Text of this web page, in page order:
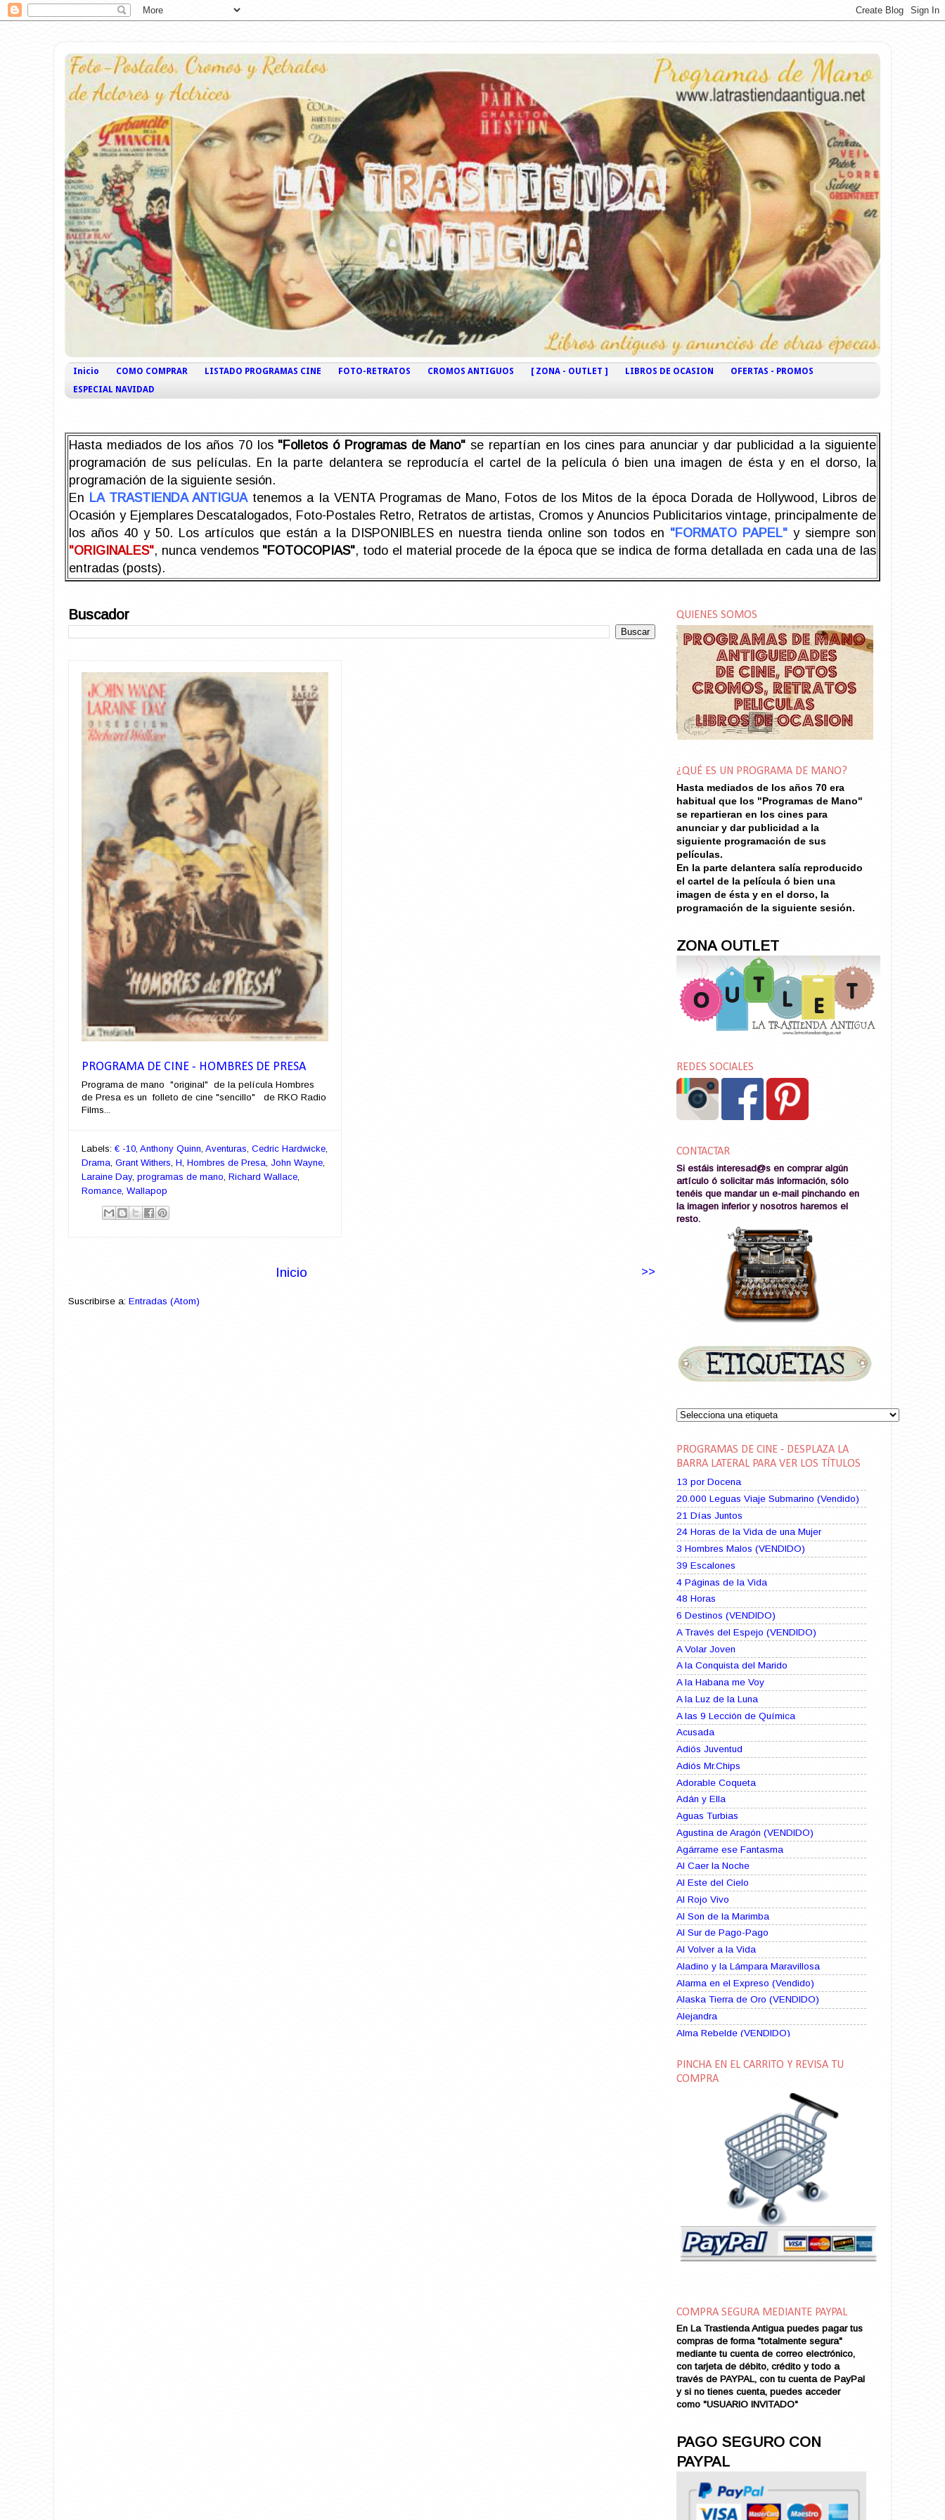
Inicio COMO COMPRAR LISTADO PROGRAMAS CINE FOTO-RETRATOS CROMOS ANTIGUOS [ ZONA - OUTLET ] LIBROS DE OCASION
OFERTAS - PROMOS
ESPECIAL NAVIDAD
Hasta mediados de los años 70 los "Folletos ó Programas de Mano" se repartían en los cines para anunciar y dar publicidad a la siguiente
programación de sus películas. En la parte delantera se reproducía el cartel de la película ó bien una imagen de ésta y en el dorso, la
programación de la siguiente sesión.
En LA TRASTIENDA ANTIGUAtenemos a la VENTA Programas de Mano, Fotos de los Mitos de la época Dorada de Hollywood, Libros de
Ocasión y Ejemplares Descatalogados, Foto-Postales Retro, Retratos de artistas, Cromos y Anuncios Publicitarios vintage, principalmente de
los años 40 y 50. Los artículos que están a la DISPONIBLES en nuestra tienda online son todos en "FORMATO PAPEL" y siempre son
"ORIGINALES", nunca vendemos "FOTOCOPIAS", todo el material procede de la época que se indica de forma detallada en cada una de las
entradas (posts).
Buscador
PROGRAMA DE CINE - HOMBRES DE PRESA
Programa de mano "original" de la película Hombres
de Presa es un folleto de cine "sencillo" de RKO Radio
Films...
Labels: € -10 Anthony Quinn Aventuras Cedric Hardwicke
Drama Grant Withers H Hombres de Presa John Wayne
Laraine Day, programas de mano Richard Wallace
Romance Wallapop
>>
Inicio
Suscribirse a: Entradas (Atom)
QUIENES SOMOS
¿QUÉ ES UN PROGRAMA DE MANO?
Hasta mediados de los años 70 era
habitual que los "Programas de Mano"
se repartieran en los cines para
anunciar y dar publicidad a la
siguiente programación de sus
películas.
En la parte delantera salía reproducido
el cartel de la película ó bien una
imagen de ésta y en el dorso, la
programación de la siguiente sesión.
ZONA OUTLET
REDES SOCIALES
CONTACTAR
Si estáis interesad@s en comprar algún
artículo ó solicitar más información, sólo
tenéis que mandar un e-mail pinchando en
la imagen inferior y nosotros haremos el
resto.
PROGRAMAS DE CINE - DESPLAZA LA
BARRA LATERAL PARA VER LOS TÍTULOS
13 por Docena
20.000 Leguas Viaje Submarino (Vendido)
21 Días Juntos
24 Horas de la Vida de una Mujer
3 Hombres Malos (VENDIDO)
39 Escalones
4 Páginas de la Vida
48 Horas
6 Destinos (VENDIDO)
A Través del Espejo (VENDIDO)
A Volar Joven
A la Conquista del Marido
A la Habana me Voy
A la Luz de la Luna
A las 9 Lección de Química
Acusada
Adiós Juventud
Adiós Mr.Chips
Adorable Coqueta
Adán y Ella
Aguas Turbias
Agustina de Aragón (VENDIDO)
Agárrame ese Fantasma
Al Caer la Noche
Al Este del Cielo
Al Rojo Vivo
Al Son de la Marimba
Al Sur de Pago-Pago
Al Volver a la Vida
Aladino y la Lámpara Maravillosa
Alarma en el Expreso (Vendido)
Alaska Tierra de Oro (VENDIDO)
Alejandra
Alma Rebelde (VENDIDO)
Alma en Suplicio (VENDIDO)
Almas Borrascosas
Amame esta Noche (VENDIDO)
Amanda La Paciente Peligrosa
Amarga Victoria
Amor a Medianoche
Amor en Conserva (VENDIDO)
Amor que Mata
Amor sin Refugio
Ana de Brooklyn
Ana y El Rey de Siam
Anatomía de un Asesinato
Andrés Harvey Millonario (VENDIDO)
Andrés Harvey Tenorio
Andrés Harvey se Enamora (VENDIDO)
Aníbal
Aquella Noche en Rio
Arenas Sangrientas
Argel (VENDIDO)
Armonías de Juventud (VENDIDO)
PINCHA EN EL CARRITO Y REVISA TU
COMPRA
COMPRA SEGURA MEDIANTE PAYPAL
En La Trastienda Antigua puedes pagar tus
compras de forma "totalmente segura"
mediante tu cuenta de correo electrónico,
con tarjeta de débito, crédito y todo a
través de PAYPAL, con tu cuenta de PayPal
y si no tienes cuenta, puedes acceder
como "USUARIO INVITADO"
PAGO SEGURO CON
PAYPAL